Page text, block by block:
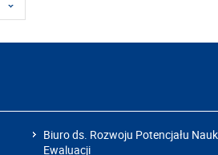
Biuro ds. Rozwoju Potencjału
Ewaluacji